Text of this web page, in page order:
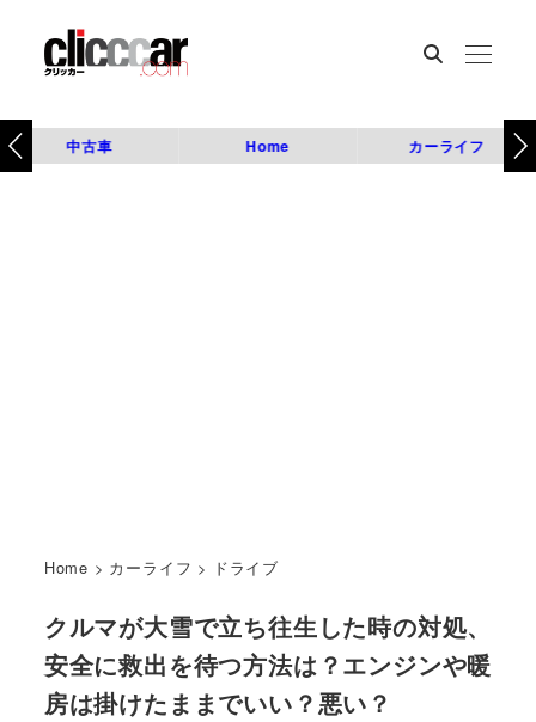
中古車 Home カーライフ
Home > カーライフ > ドライブ
クルマが大雪で立ち往生した時の対処、
安全に救出を待つ方法は？エンジンや暖
房は掛けたままでいい？悪い？